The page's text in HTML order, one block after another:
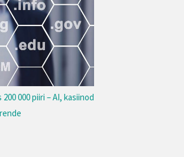
000 piiri – AI, kasiinod